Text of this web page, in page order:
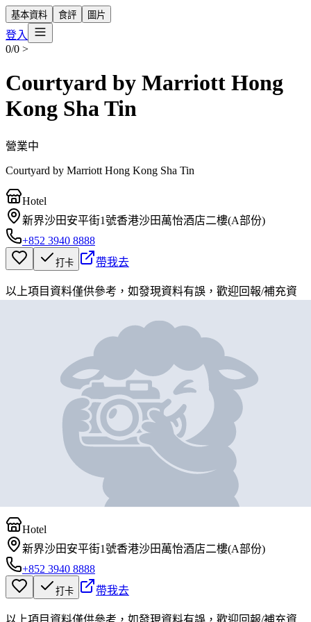
基本資料 食評 圖片
登入
0/0 >
Courtyard by Marriott Hong
Kong Sha Tin
營業中
Courtyard by Marriott Hong Kong Sha Tin
Hotel
新界沙田安平街1號香港沙田萬怡酒店二樓(A部份)
+852 3940 8888
打卡 帶我去
以上項目資料僅供參考，如發現資料有誤，歡迎回報/補充資
Courtyard by Marriott Hong
Kong Sha Tin
Courtyard by Marriott Hong Kong Sha Tin
Hotel
新界沙田安平街1號香港沙田萬怡酒店二樓(A部份)
+852 3940 8888
打卡 帶我去
以上項目資料僅供參考，如發現資料有誤，歡迎回報/補充資